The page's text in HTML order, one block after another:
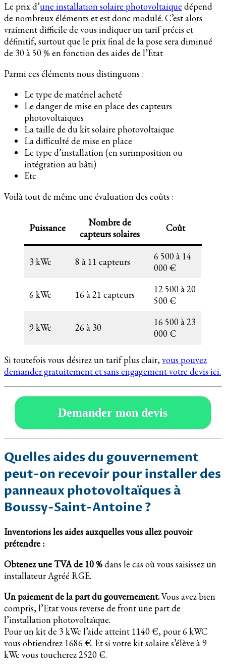
Le prix d’une installation solaire photovoltaique dépend
de nombreux éléments et est donc modulé. C’est alors
vraiment difficile de vous indiquer un tarif précis et
définitif, surtout que le prix final de la pose sera diminué
de 30 à 50 % en fonction des aides de l’Etat
Parmi ces éléments nous distinguons :
Le type de matériel acheté
Le danger de mise en place des capteurs
photovoltaiques
La taille de du kit solaire photovoltaique
La difficulté de mise en place
Le type d’installation (en surimposition ou
intégration au bâti)
Etc
Voilà tout de même une évaluation des coûts :
Puissance
Nombre de
capteurs solaires
Coût
3 kWc 8 à 11 capteurs
6 500 à 14
000 €
6 kWc 16 à 21 capteurs
12 500 à 20
500 €
9 kWc 26 à 30
16 500 à 23
000 €
Si toutefois vous désirez un tarif plus clair,vous pouvez
demander gratuitement et sans engagement votre devis ici.
Demander mon devis
Quelles aides du gouvernement
peut-on recevoir pour installer des
panneaux photovoltaïques à
Boussy-Saint-Antoine ?
Inventorions les aides auxquelles vous allez pouvoir
prétendre :
Obtenez une TVA de 10 %dans le cas où vous saisissez un
installateur Agréé RGE.
Un paiement de la part du gouvernement.Vous avez bien
compris, l’Etat vous reverse de front une part de
l’installation photovoltaïque.
Pour un kit de 3 kWc l’aide atteint 1140 €, pour 6 kWC
vous obtiendrez 1686 €. Et si votre kit solaire s’élève à 9
kWc vous toucherez 2520 €.